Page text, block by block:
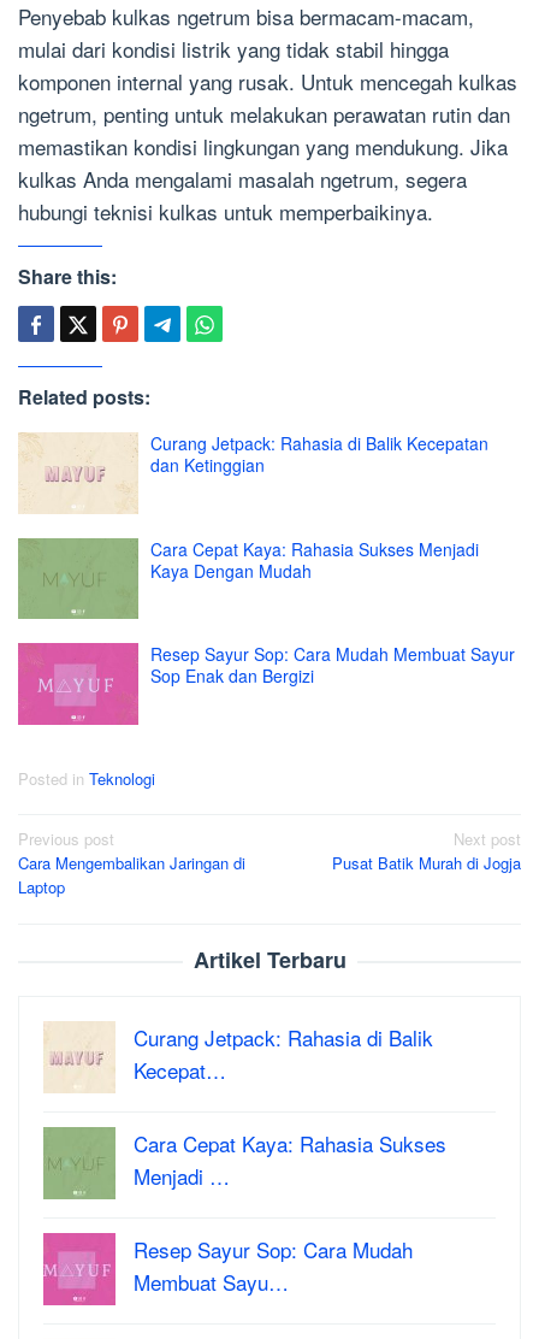
Penyebab kulkas ngetrum bisa bermacam-macam,
mulai dari kondisi listrik yang tidak stabil hingga
komponen internal yang rusak. Untuk mencegah kulkas
ngetrum, penting untuk melakukan perawatan rutin dan
memastikan kondisi lingkungan yang mendukung. Jika
kulkas Anda mengalami masalah ngetrum, segera
hubungi teknisi kulkas untuk memperbaikinya.
Share this:
Related posts:
Curang Jetpack: Rahasia di Balik Kecepatan
dan Ketinggian
Cara Cepat Kaya: Rahasia Sukses Menjadi
Kaya Dengan Mudah
Resep Sayur Sop: Cara Mudah Membuat Sayur
Sop Enak dan Bergizi
Posted in Teknologi
Post
navigation
Previous post
Cara Mengembalikan Jaringan di
Laptop
Next post
Pusat Batik Murah di Jogja
Artikel Terbaru
Curang Jetpack: Rahasia di Balik
Kecepat…
Cara Cepat Kaya: Rahasia Sukses
Menjadi …
Resep Sayur Sop: Cara Mudah
Membuat Sayu…